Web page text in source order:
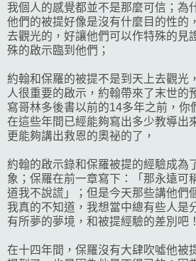
我個人的感覺都並不是那麼可信；為
他們的被提好像是沒有什麼目的性的
去觀光的，好讓他們可以作特殊的見
殊的啟示臨到他們；
約翰和保羅的被提不是到天上去觀光
人很重要的啟示，約翰帶來了末世的
寫哥林多後書以前的14多年之前，你
在這些年間已經能夠寫出多少教導出
更能夠講出救恩的奧祕的了，
約翰的啟示錄和保羅被提的經驗成為
象；保羅在前一章寫下：「那永遠可
道我不說謊」；但是今天那些講他們
我真的不知道，我想當中總有些人是
有所夢的夢境，和被提經驗的差別吧！
在十四年間，保羅沒有大肆吹噓他被